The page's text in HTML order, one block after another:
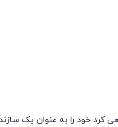
سعی کرد خود را به عنوان یک